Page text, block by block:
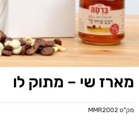
מארז שי – מתוק לו
מק"ט MMR2002